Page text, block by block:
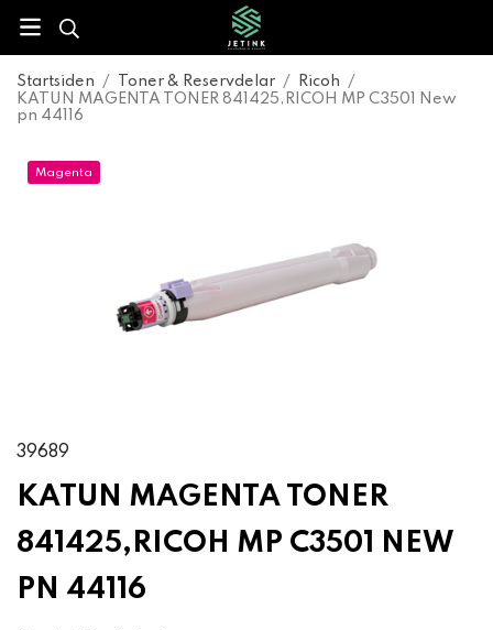
Startsiden / Toner & Reservdelar / Ricoh
/
KATUN MAGENTA TONER 841425,RICOH MP C3501 New
pn 44116
Magenta
39689
KATUN MAGENTA TONER
841425,RICOH MP C3501 NEW
PN 44116